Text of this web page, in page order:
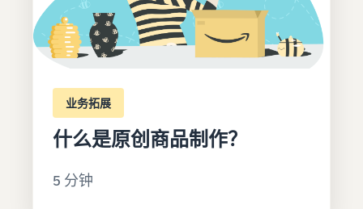
业务拓展
什么是原创商品制作？
5 分钟